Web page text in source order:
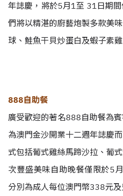
年誌慶，將於5月1至 31日期
們將以精湛的廚藝炮製多款美
球、鮭魚干貝炒蛋白及蝦子素
888自助餐
廣受歡迎的著名888自助餐為
為澳門金沙開業十二週年誌慶
式包括葡式雞絲馬蹄沙拉、葡
次豐盛美味自助晚餐僅限於5
分別為成人每位澳門幣338元